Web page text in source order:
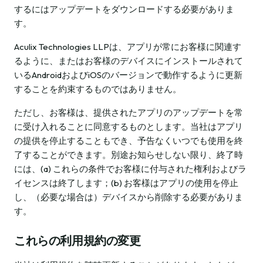
するにはアップデートをダウンロードする必要がありま
す。
Aculix Technologies LLPは、アプリが常にお客様に関連す
るように、またはお客様のデバイスにインストールされて
いるAndroidおよびiOSのバージョンで動作するように更新
することを約束するものではありません。
ただし、お客様は、提供されたアプリのアップデートを常
に受け入れることに同意するものとします。当社はアプリ
の提供を停止することもでき、予告なくいつでも使用を終
了することができます。別途お知らせしない限り、終了時
には、(a) これらの条件でお客様に付与された権利およびラ
イセンスは終了します；(b) お客様はアプリの使用を停止
し、（必要な場合は）デバイスから削除する必要がありま
す。
これらの利用規約の変更